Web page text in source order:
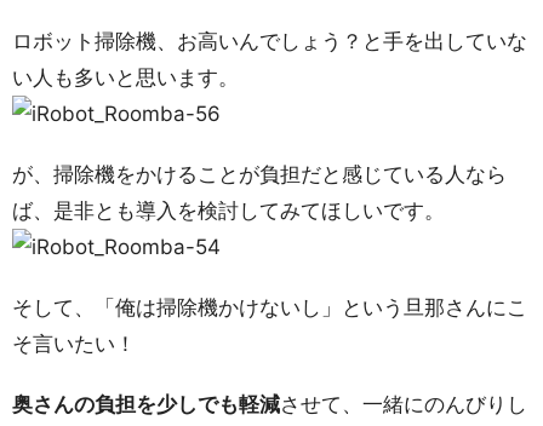
ロボット掃除機、お高いんでしょう？と手を出していな
い人も多いと思います。
が、掃除機をかけることが負担だと感じている人なら
ば、是非とも導入を検討してみてほしいです。
そして、「俺は掃除機かけないし」という旦那さんにこ
そ言いたい！
奥さんの負担を少しでも軽減させて、一緒にのんびりし